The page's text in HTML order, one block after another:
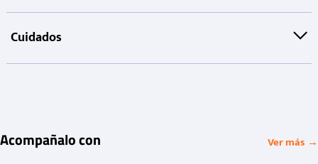
Cuidados
Acompañalo con Ver más →